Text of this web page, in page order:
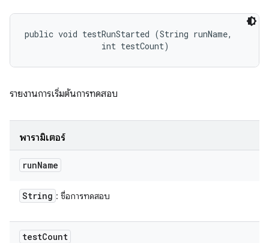
public void testRunStarted (String runName,
                int testCount)
รายงานการเริ่มต้นการทดสอบ
พารามิเตอร์
runName
String : ชื่อการทดสอบ
testCount